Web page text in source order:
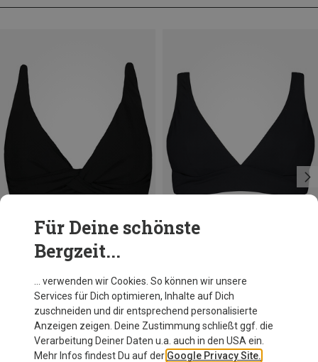
Damen Solid Multifit Bikini Oberteil
L XXL
Für Deine schönste
Bergzeit...
… verwenden wir Cookies. So können wir unsere
Services für Dich optimieren, Inhalte auf Dich
zuschneiden und dir entsprechend personalisierte
Anzeigen zeigen. Deine Zustimmung schließt ggf. die
Verarbeitung Deiner Daten u.a. auch in den USA ein.
Mehr Infos findest Du auf der Google Privacy Site.